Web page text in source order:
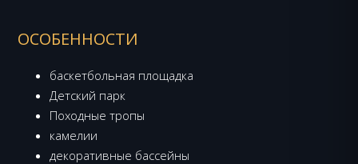
ОСОБЕННОСТИ
баскетбольная площадка
Детский парк
Походные тропы
камелии
декоративные бассейны